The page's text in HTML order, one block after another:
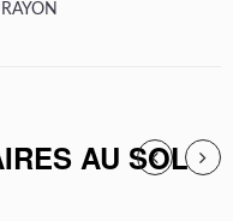
AU SOL